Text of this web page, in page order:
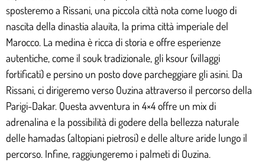
sposteremo a Rissani, una piccola città nota come luogo di
nascita della dinastia alauita, la prima città imperiale del
Marocco. La medina è ricca di storia e offre esperienze
autentiche, come il souk tradizionale, gli ksour (villaggi
fortificati) e persino un posto dove parcheggiare gli asini. Da
Rissani, ci dirigeremo verso Ouzina attraverso il percorso della
Parigi-Dakar. Questa avventura in 4×4 offre un mix di
adrenalina e la possibilità di godere della bellezza naturale
delle hamadas (altopiani pietrosi) e delle alture aride lungo il
percorso. Infine, raggiungeremo i palmeti di Ouzina.